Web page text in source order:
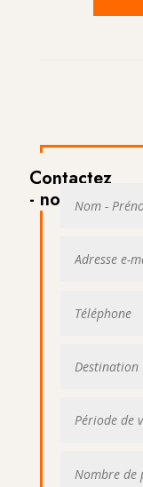
Contactez
- nous